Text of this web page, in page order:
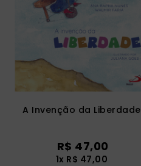
A Invenção da Liberdade
R$ 47,00
1x R$ 47,00